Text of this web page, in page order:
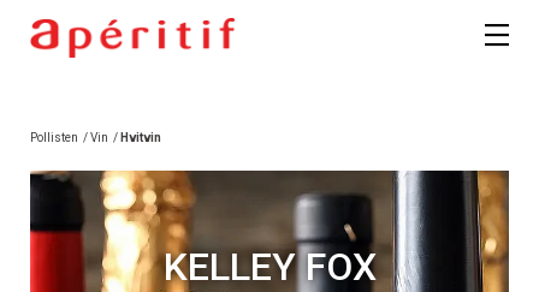
Pollisten /Vin / Hvitvin
KELLEY FOX